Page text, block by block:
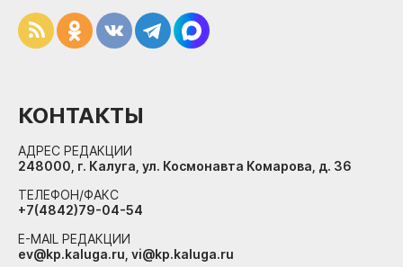
КОНТАКТЫ
АДРЕС РЕДАКЦИИ
248000, г. Калуга, ул. Космонавта Комарова, д. 36
ТЕЛЕФОН/ФАКС
+7(4842)79-04-54
E-MAIL РЕДАКЦИИ
ev@kp.kaluga.ru, vi@kp.kaluga.ru